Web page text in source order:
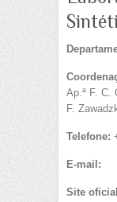
Ap.ª F. C.
F.
Telefone:
E-mail:
Site